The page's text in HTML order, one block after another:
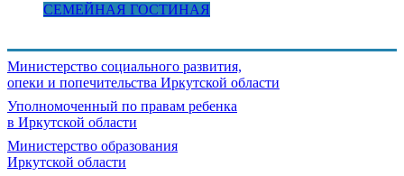
СЕМЕЙНАЯ ГОСТИНАЯ
Министерство социального развития,
опеки и попечительства Иркутской области
Уполномоченный по правам ребенка
в Иркутской области
Министерство образования
Иркутской области